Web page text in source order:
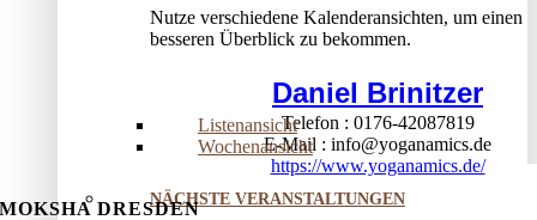
Nutze verschiedene Kalenderansichten, um einen
besseren Überblick zu bekommen.
Listenansicht
Wochenansicht
NÄCHSTE VERANSTALTUNGEN
Daniel Brinitzer
Telefon
0176-42087819
E-Mail
info@yoganamics.de
https://www.yoganamics.de/
MOKSHA DRESDEN